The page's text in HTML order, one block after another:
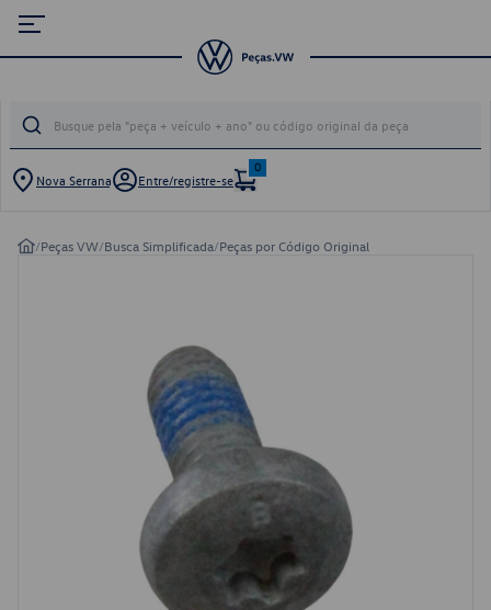
Nova Serrana Entre/registre-se
0
/Peças VW/Busca Simplificada/Peças por Código Original